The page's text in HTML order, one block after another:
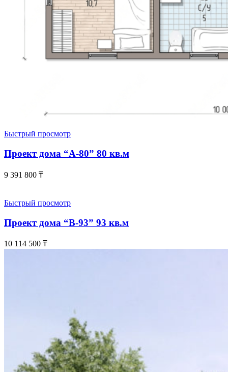
Быстрый просмотр
Проект дома “А-80” 80 кв.м
9 391 800 ₸
Быстрый просмотр
Проект дома “В-93” 93 кв.м
10 114 500 ₸